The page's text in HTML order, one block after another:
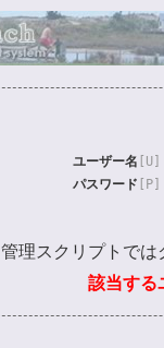
ユーザー名 [U]
パスワード [P]
管理スクリプトでは
該当する